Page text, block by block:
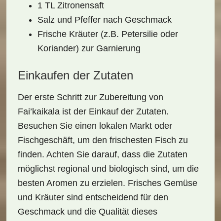
1 TL Zitronensaft
Salz und Pfeffer nach Geschmack
Frische Kräuter (z.B. Petersilie oder
Koriander) zur Garnierung
Einkaufen der Zutaten
Der erste Schritt zur Zubereitung von
Fai’kaikalaist der Einkauf der Zutaten.
Besuchen Sie einen lokalen Marktoder
Fischgeschäft, um den frischesten Fisch zu
finden. Achten Sie darauf, dass die Zutaten
möglichst regional und biologisch sind, um die
besten Aromen zu erzielen. Frisches Gemüse
und Kräuter sind entscheidend für den
Geschmack und die Qualität dieses